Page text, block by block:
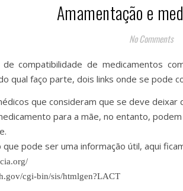
Amamentação e
No Comments
compatibilidade de medicamentos
qual faço parte, dois links onde se pode
que consideram que se deve
para a mãe, no entanto,
pode ser uma informação útil, aqui
cgi-bin/sis/htmlgen?LACT